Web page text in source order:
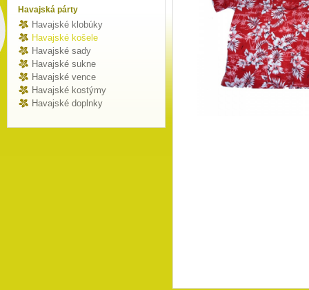
Havajská párty
Havajské klobúky
Havajské košele
Havajské sady
Havajské sukne
Havajské vence
Havajské kostýmy
Havajské doplnky